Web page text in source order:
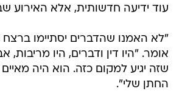
עוד ידיעה חדשותית, אלא האירוע
"לא האמנו שהדברים יסתיימו ברצח
אומר. "היו דין ודברים, היו מריבות,
שזה יגיע למקום כזה. הוא היה
החתן שלי".